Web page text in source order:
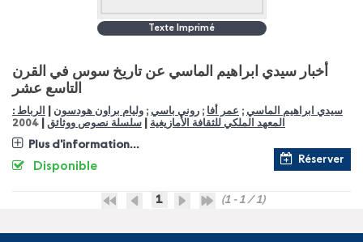
Texte Imprimé
أخبار سيدي ابراهيم الماسي عن تاريخ سوس في القرن
التاسع عشر
سيدي ابراهيم الماسي ; عمر أفا ; روني باسي ; وليام براون هودسون
الرباط :
المعهد الملكي للثقافة الأمازيغية
سلسلة نصوص ووثائق 2004
Plus d'information...
Réserver
Disponible
1 (1 - 1 / 1)